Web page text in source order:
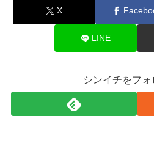
X
LINE
シンイチをフォ